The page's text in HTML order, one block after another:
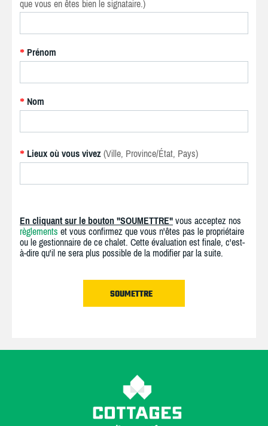
que vous en êtes bien le signataire.)
* Prénom
* Nom
* Lieux où vous vivez (Ville, Province/État, Pays)
En cliquant sur le bouton "SOUMETTRE" vous acceptez nos
règlements et vous confirmez que vous n'êtes pas le propriétaire
ou le gestionnaire de ce chalet. Cette évaluation est finale, c'est-
à-dire qu'il ne sera plus possible de la modifier par la suite.